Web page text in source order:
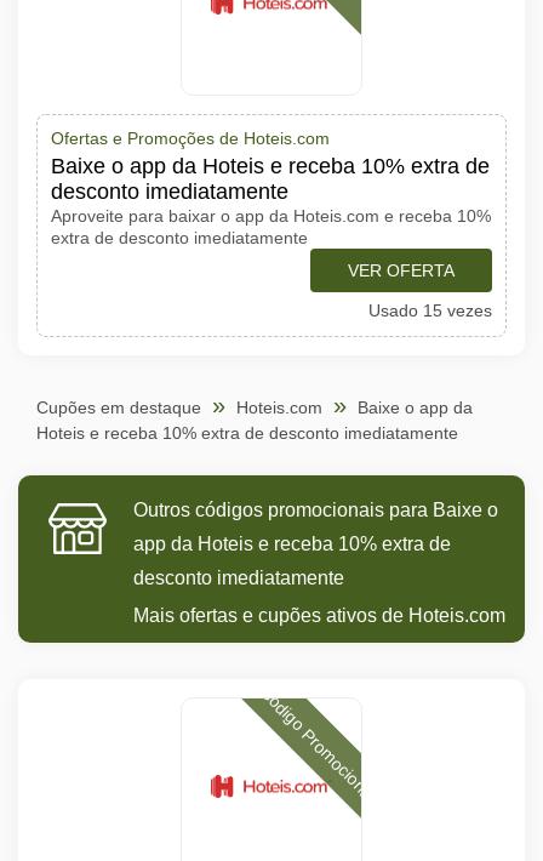
Ofertas e Promoções de Hoteis.com
Baixe o app da Hoteis e receba 10% extra de
desconto imediatamente
Aproveite para baixar o app da Hoteis.com e receba 10%
extra de desconto imediatamente
VER OFERTA
Usado 15 vezes
Cupões em destaque Hoteis.com
Baixe o app da
Hoteis e receba 10% extra de desconto imediatamente
Outros códigos promocionais para Baixe o
app da Hoteis e receba 10% extra de
desconto imediatamente
Mais ofertas e cupões ativos de Hoteis.com
Código Promocional